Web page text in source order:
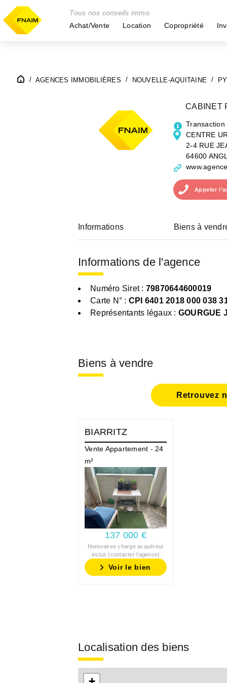
Tous nos conseils immo
Achat/Vente
Location Copropriété
AGENCES IMMOBILIÈRES NOUVELLE-AQUITAINE
CABINET
Transaction
CENTRE
2-4 RUE
64600
Appeler
Informations Biens à
Informations de l'agence
Numéro Siret : 79870644600019
Carte N° : CPI 6401 2018 000 038
Représentants légaux : GOURGUE
Biens à vendre
Retrouvez
BIARRITZ
Vente Appartement - 24
m²
137 000 €
Honoraires charge acquéreur
inclus (contacter l'agence)
Voir le bien
Localisation des biens